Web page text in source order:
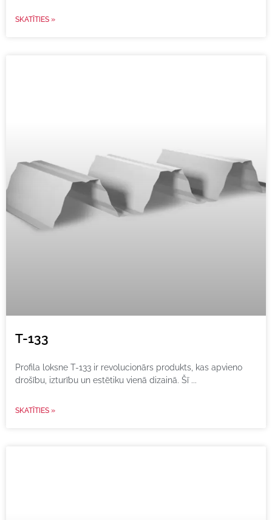
SKATĪTIES »
T-133
Profila loksne T-133 ir revolucionārs produkts, kas apvieno
drošību, izturību un estētiku vienā dizainā. Šī
SKATĪTIES »